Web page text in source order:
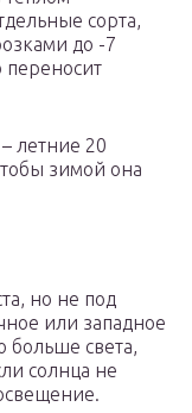
сорта,
до -7
переносит
летние 20
зимой она
но не под
или западное
больше света,
солнца не